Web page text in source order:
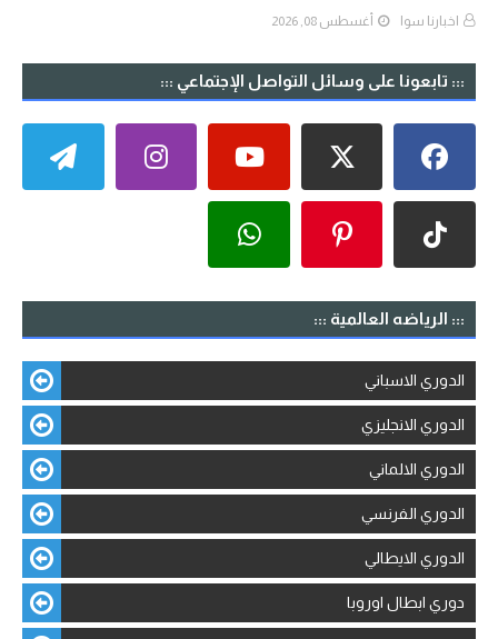
اخبارنا سوا أغسطس 08, 2026
::: تابعونا على وسائل التواصل الإجتماعي :::
::: الرياضه العالمية :::
الدوري الاسباني
الدوري الانجليزي
الدوري الالماني
الدوري الفرنسي
الدوري الايطالي
دوري ابطال اوروبا